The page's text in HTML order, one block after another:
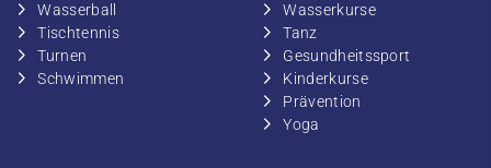
​Wasserball
​Tischtennis
​​Turnen
​​Schwimmen
​​Wasserkurse
​​Tanz
​Gesundheitssport
​Kinderkurse
Prävention
Yoga